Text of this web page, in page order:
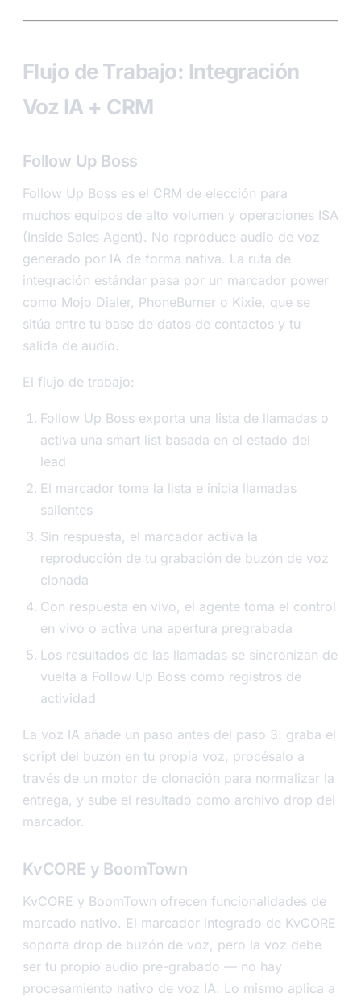
Flujo de Trabajo: Integración
Voz IA + CRM
Follow Up Boss
Follow Up Boss es el CRM de elección para
muchos equipos de alto volumen y operaciones ISA
(Inside Sales Agent). No reproduce audio de voz
generado por IA de forma nativa. La ruta de
integración estándar pasa por un marcador power
como Mojo Dialer, PhoneBurner o Kixie, que se
sitúa entre tu base de datos de contactos y tu
salida de audio.
El flujo de trabajo:
Follow Up Boss exporta una lista de llamadas o
activa una smart list basada en el estado del
lead
El marcador toma la lista e inicia llamadas
salientes
Sin respuesta, el marcador activa la
reproducción de tu grabación de buzón de voz
clonada
Con respuesta en vivo, el agente toma el control
en vivo o activa una apertura pregrabada
Los resultados de las llamadas se sincronizan de
vuelta a Follow Up Boss como registros de
actividad
La voz IA añade un paso antes del paso 3: graba el
script del buzón en tu propia voz, procésalo a
través de un motor de clonación para normalizar la
entrega, y sube el resultado como archivo drop del
marcador.
KvCORE y BoomTown
KvCORE y BoomTown ofrecen funcionalidades de
marcado nativo. El marcador integrado de KvCORE
soporta drop de buzón de voz, pero la voz debe
ser tu propio audio pre-grabado — no hay
procesamiento nativo de voz IA. Lo mismo aplica a